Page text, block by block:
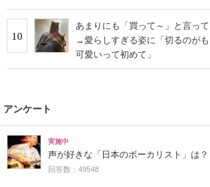
10
あまりにも「買って～」と言っ
→愛らしすぎる姿に「切るのが
可愛いって初めて」
アンケート
実施中
声が好きな「日本のボーカリスト」は？
回答数：49548